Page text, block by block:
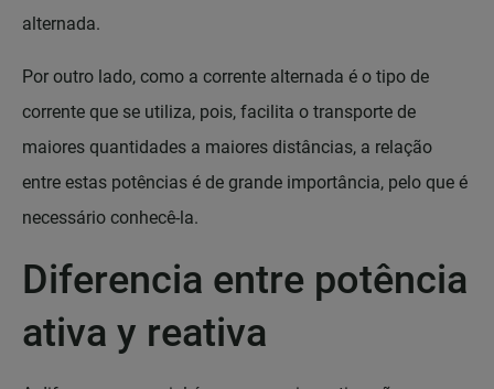
alternada.
Por outro lado, como a corrente alternada é o tipo de
corrente que se utiliza, pois, facilita o transporte de
maiores quantidades a maiores distâncias, a relação
entre estas potências é de grande importância, pelo que é
necessário conhecê-la.
Diferencia entre potência
ativa y reativa